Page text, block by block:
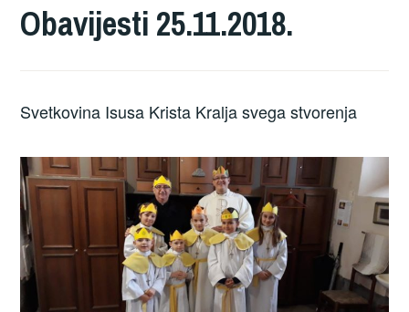
Obavijesti 25.11.2018.
Svetkovina Isusa Krista Kralja svega stvorenja